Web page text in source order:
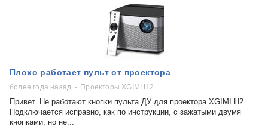
Плохо работает пульт от проектора
более года назад Проекторы XGIMI H2
Привет. Не работают кнопки пульта ДУ для проектора XGIMI H2.
Подключается исправно, как по инструкции, с зажатыми двумя
кнопками, но не...